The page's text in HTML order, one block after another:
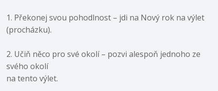
1. Překonej svou pohodlnost – jdi na Nový rok na výlet
(procházku).
2. Učiň něco pro své okolí – pozvi alespoň jednoho ze
svého okolí
na tento výlet.